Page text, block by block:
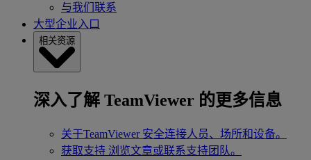
与我们联系
大型企业入口
相关资源
深入了解 TeamViewer 的更多信息
关于TeamViewer 安全连接人员、场所和设备。
获取支持 浏览文章或联系支持团队。